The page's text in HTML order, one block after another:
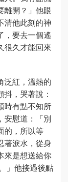
離開？」他眼
清他此刻的神
，要去一個遙
久才能回來
泛紅，溫熱的
，哭著說：
時有點不知所
安慰道：「別
的，所以等
著淚水，從身
來是想送給你
」他接過後點